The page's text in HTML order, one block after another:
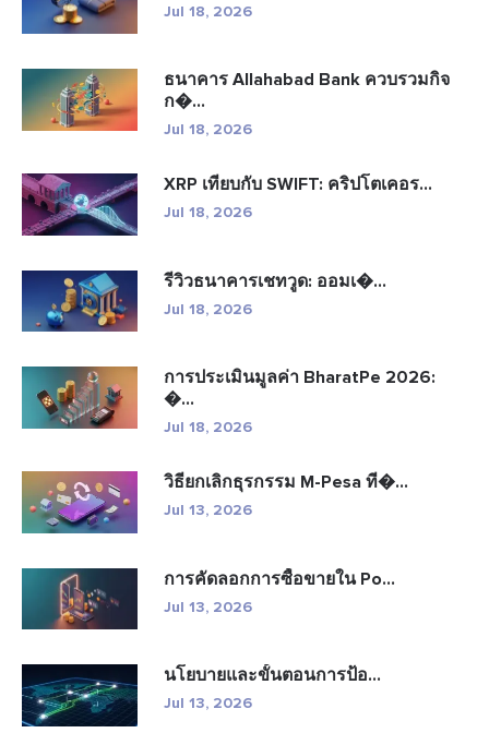
Jul 18, 2026
ธนาคาร Allahabad Bank ควบรวมกิจ
ก�...
Jul 18, 2026
XRP เทียบกับ SWIFT: คริปโตเคอร...
Jul 18, 2026
รีวิวธนาคารเชทวูด: ออมเ�...
Jul 18, 2026
การประเมินมูลค่า BharatPe 2026:
�...
Jul 18, 2026
วิธียกเลิกธุรกรรม M-Pesa ที�...
Jul 13, 2026
การคัดลอกการซื้อขายใน Po...
Jul 13, 2026
นโยบายและขั้นตอนการป้อ...
Jul 13, 2026